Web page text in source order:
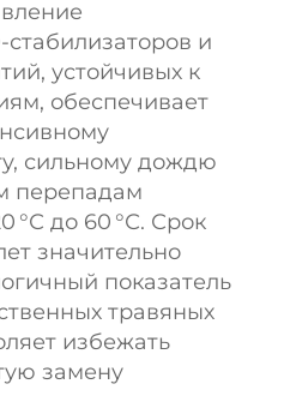
и
устойчивых к
обеспечивает
сильному дождю
перепадам
°С до 60 °С. Срок
значительно
показатель
травяных
избежать
замену